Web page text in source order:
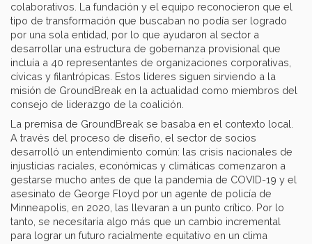
colaborativos. La fundación y el equipo reconocieron que el
tipo de transformación que buscaban no podía ser logrado
por una sola entidad, por lo que ayudaron al sector a
desarrollar una estructura de gobernanza provisional que
incluía a 40 representantes de organizaciones corporativas,
cívicas y filantrópicas. Estos líderes siguen sirviendo a la
misión de GroundBreak en la actualidad como miembros del
consejo de liderazgo de la coalición.
La premisa de GroundBreak se basaba en el contexto local.
A través del proceso de diseño, el sector de socios
desarrolló un entendimiento común: las crisis nacionales de
injusticias raciales, económicas y climáticas comenzaron a
gestarse mucho antes de que la pandemia de COVID-19 y el
asesinato de George Floyd por un agente de policía de
Minneapolis, en 2020, las llevaran a un punto crítico. Por lo
tanto, se necesitaría algo más que un cambio incremental
para lograr un futuro racialmente equitativo en un clima